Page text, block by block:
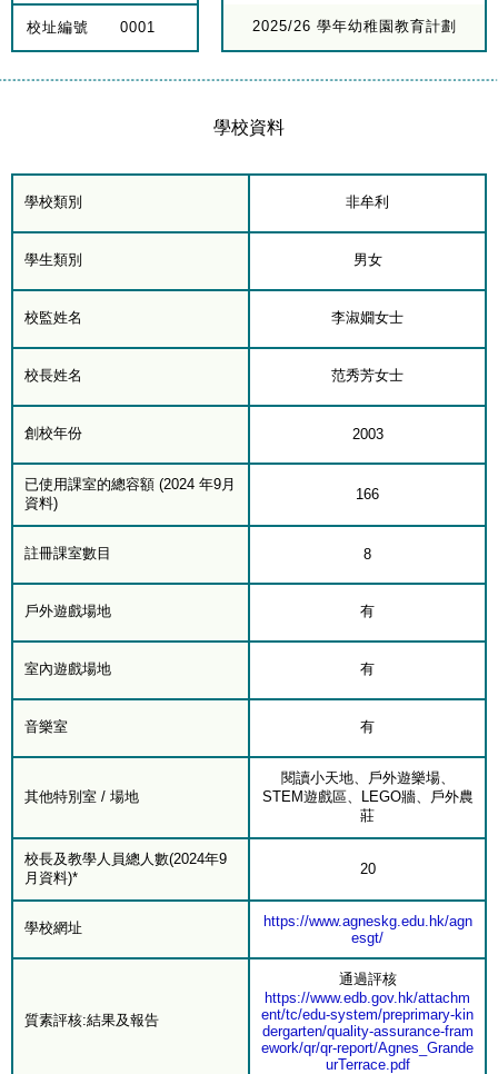
校址編號 0001 2025/26 學年幼稚園教育計劃
學校資料
學校類別 非牟利
學生類別 男女
校監姓名 李淑嫺女士
校長姓名 范秀芳女士
創校年份 2003
已使用課室的總容額 (2024 年9月
資料)
166
註冊課室數目 8
戶外遊戲場地 有
室內遊戲場地 有
音樂室 有
其他特別室 / 場地
閱讀小天地、戶外遊樂場、
STEM遊戲區、LEGO牆、戶外農
莊
校長及教學人員總人數(2024年9
月資料)*
20
學校網址
https://www.agneskg.edu.hk/agn
esgt/
質素評核:結果及報告
通過評核
https://www.edb.gov.hk/attachm
ent/tc/edu-system/preprimary-kin
dergarten/quality-assurance-fram
ework/qr/qr-report/Agnes_Grande
urTerrace.pdf